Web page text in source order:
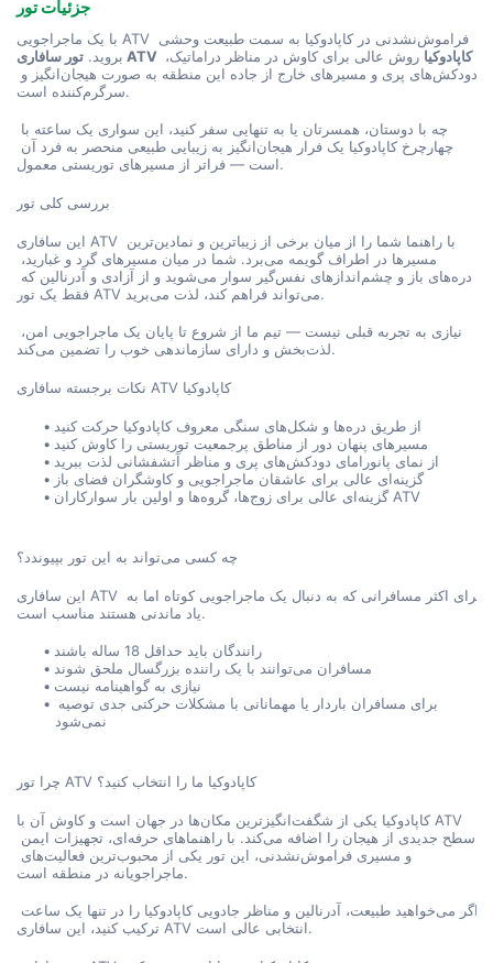
جزئیات تور
با یک ماجراجویی ATV فراموش‌نشدنی در کاپادوکیا به سمت طبیعت وحشی
بروید.
تور سافاری ATV کاپادوکیا
سرگرم‌کننده است.
است — فراتر از مسیرهای توریستی معمول.
بررسی کلی تور
این سافاری ATV با راهنما شما را از میان برخی از زیباترین و نمادین‌ترین
فقط یک تور ATV می‌تواند فراهم کند، لذت می‌برید.
لذت‌بخش و دارای سازماندهی خوب را تضمین می‌کند.
نکات برجسته سافاری ATV کاپادوکیا
از طریق دره‌ها و شکل‌های سنگی معروف کاپادوکیا حرکت کنید
مسیرهای پنهان دور از مناطق پرجمعیت توریستی را کاوش کنید
از نمای پانورامای دودکش‌های پری و مناظر آتشفشانی لذت ببرید
گزینه‌ای عالی برای عاشقان ماجراجویی و کاوشگران فضای باز
گزینه‌ای عالی برای زوج‌ها، گروه‌ها و اولین بار سوارکاران ATV
چه کسی می‌تواند به این تور بپیوندد؟
این سافاری ATV برای اکثر مسافرانی که به دنبال یک ماجراجویی کوتاه اما به
یاد ماندنی هستند مناسب است.
رانندگان باید حداقل 18 ساله باشند
مسافران می‌توانند با یک راننده بزرگسال ملحق شوند
نیازی به گواهینامه نیست
نمی‌شود
چرا تور ATV کاپادوکیا ما را انتخاب کنید؟
کاپادوکیا یکی از شگفت‌انگیزترین مکان‌ها در جهان است و کاوش آن با ATV
ماجراجویانه در منطقه است.
ترکیب کنید، این سافاری ATV انتخابی عالی است.